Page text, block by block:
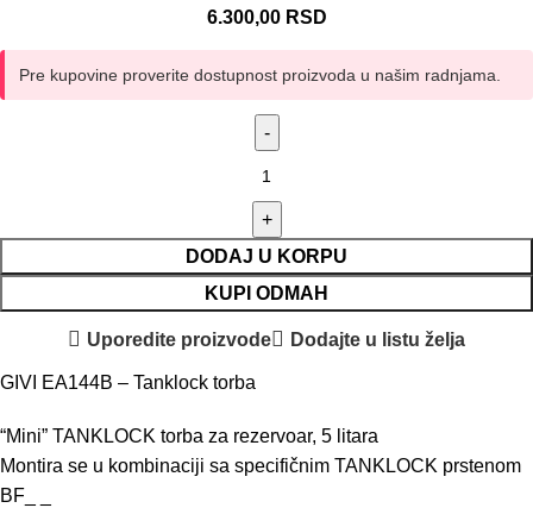
6.300,00 RSD
Pre kupovine proverite dostupnost proizvoda u našim radnjama.
DODAJ U KORPU
KUPI ODMAH
Uporedite proizvode Dodajte u listu želja
GIVI EA144B – Tanklock torba
“Mini” TANKLOCK torba za rezervoar, 5 litara
Montira se u kombinaciji sa specifičnim TANKLOCK prstenom
BF_ _